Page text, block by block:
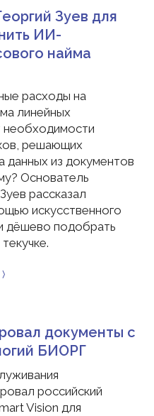
Зуев для
ИИ-
найма
расходы на
линейных
необходимости
решающих
данных из документов
Основатель
рассказал
искусственного
дёшево подобрать
документы с
БИОРГ
российский
Vision для